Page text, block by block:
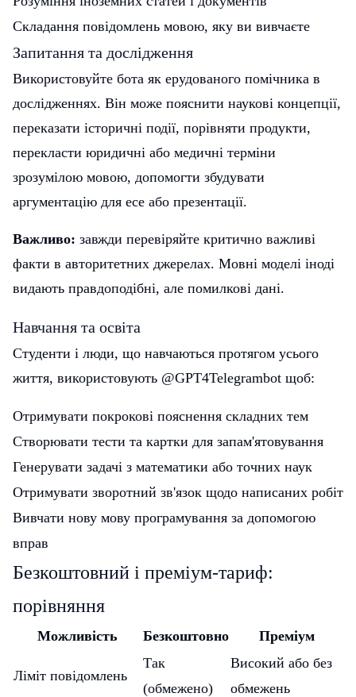
Складання повідомлень мовою, яку ви вивчаєте
Запитання та дослідження
Використовуйте бота як ерудованого помічника в
дослідженнях. Він може пояснити наукові концепції,
переказати історичні події, порівняти продукти,
перекласти юридичні або медичні терміни
зрозумілою мовою, допомогти збудувати
аргументацію для есе або презентації.
Важливо: завжди перевіряйте критично важливі
факти в авторитетних джерелах. Мовні моделі іноді
видають правдоподібні, але помилкові дані.
Навчання та освіта
Студенти і люди, що навчаються протягом усього
життя, використовують @GPT4Telegrambot щоб:
Отримувати покрокові пояснення складних тем
Створювати тести та картки для запам'ятовування
Генерувати задачі з математики або точних наук
Отримувати зворотний зв'язок щодо написаних робіт
Вивчати нову мову програмування за допомогою
вправ
Безкоштовний і преміум-тариф:
порівняння
Можливість Безкоштовно Преміум
Ліміт повідомлень
Так
(обмежено)
Високий або без
обмежень